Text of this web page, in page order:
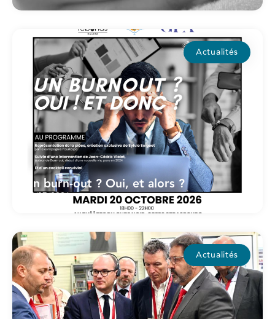
Actualités
Un burn-out ? Oui, et alors ?
15/07/2026
Actualités